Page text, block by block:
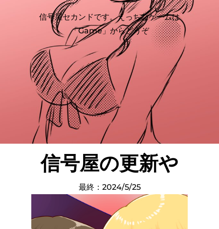
信号屋セカンドです。えっちなゲームは
「Game」からどうぞ
信号屋の更新や
最終：2024/5/25